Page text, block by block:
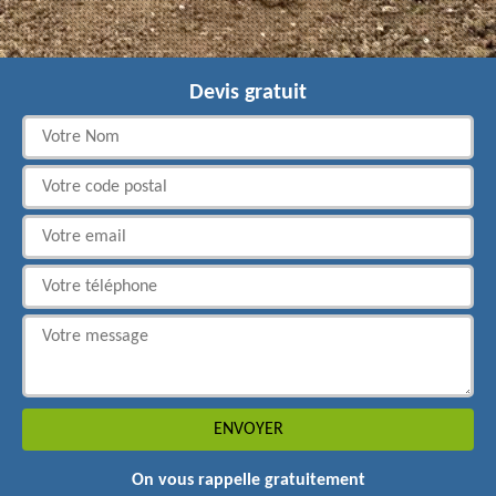
Devis gratuit
On vous rappelle gratuitement